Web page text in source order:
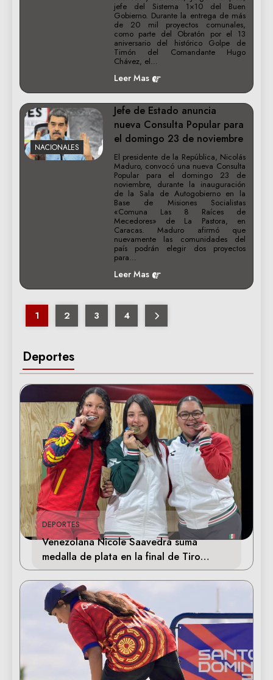
Deportes
DEPORTES
Venezolana Nicole Saavedra suma
medalla de plata en la final de Tiro
Deportivo
jefe del Sistema 1×10 del Buen
Gobierno. Durante la entrega de más
de 20 mil proyectos comunales,
como parte del Obratón por el 13
aniversario del histórico Golpe de
Timón del Comandante Hugo
Chávez, el…
Leer Mas
NACIONALES
Jefe de Estado anuncia
nueva Consulta Popular para
el domingo 23 de noviembre
El presidente de la República, Nicolás
Maduro, convocó una nueva Consulta
Popular para el domingo 23 de
noviembre, durante la inauguración
de la Sala de Autogobierno en la
Base de Misiones Socialistas
«Comuna Las 8 Raíces de
Mecedores» de La Pastora, en
Caracas. Maduro afirmó que
nuevamente las comunidades del
país podrán elegir dos proyectos
para…
Leer Mas
1 2 3 4